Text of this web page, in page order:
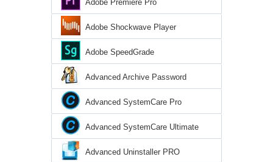
Adobe Premiere Pro
Adobe Shockwave Player
Adobe SpeedGrade
Advanced Archive Password
Recovery
Advanced SystemCare Pro
Advanced SystemCare Ultimate
Advanced Uninstaller PRO